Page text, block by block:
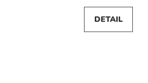
DETAIL